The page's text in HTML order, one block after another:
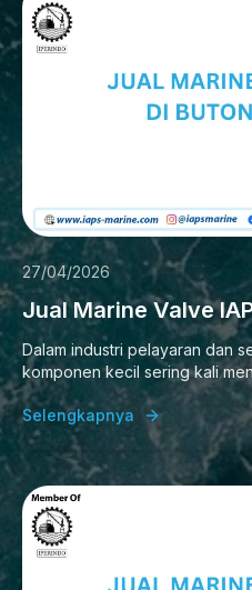
27/04/2026
Jual Marine Valve
Dalam industri pelayaran dan
komponen kecil sering kali
Selengkapnya